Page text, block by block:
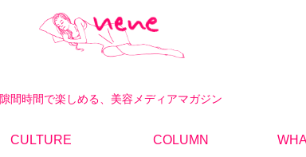
隙間時間で楽しめる、美容メディアマガジン
CULTURE COLUMN